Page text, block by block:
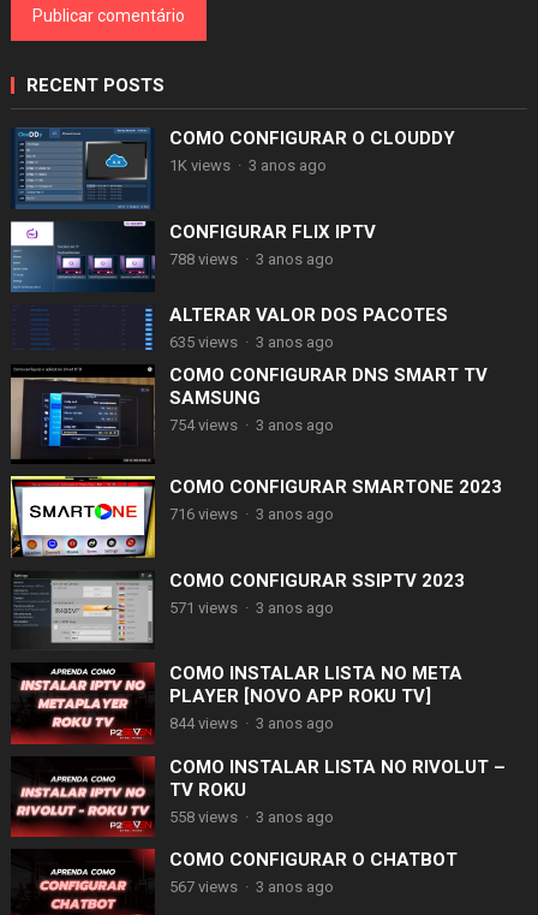
RECENT POSTS
COMO CONFIGURAR O CLOUDDY
1K views · 3 anos ago
CONFIGURAR FLIX IPTV
788 views · 3 anos ago
ALTERAR VALOR DOS PACOTES
635 views · 3 anos ago
COMO CONFIGURAR DNS SMART TV
SAMSUNG
754 views · 3 anos ago
COMO CONFIGURAR SMARTONE 2023
716 views · 3 anos ago
COMO CONFIGURAR SSIPTV 2023
571 views · 3 anos ago
COMO INSTALAR LISTA NO META
PLAYER [NOVO APP ROKU TV]
844 views · 3 anos ago
COMO INSTALAR LISTA NO RIVOLUT –
TV ROKU
558 views · 3 anos ago
COMO CONFIGURAR O CHATBOT
567 views · 3 anos ago